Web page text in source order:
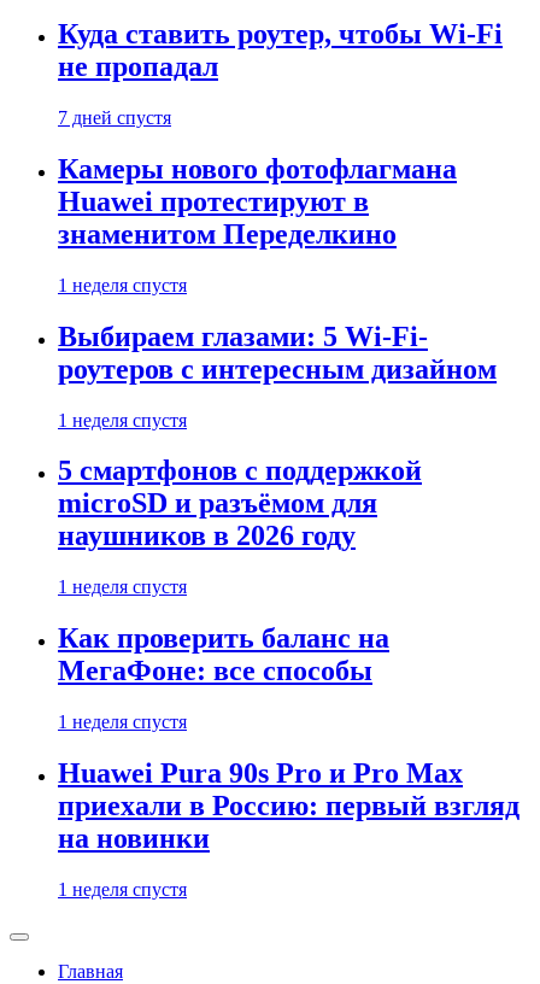
Куда ставить роутер, чтобы Wi-Fi
не пропадал
7 дней спустя
Камеры нового фотофлагмана
Huawei протестируют в
знаменитом Переделкино
1 неделя спустя
Выбираем глазами: 5 Wi-Fi-
роутеров с интересным дизайном
1 неделя спустя
5 смартфонов с поддержкой
microSD и разъёмом для
наушников в 2026 году
1 неделя спустя
Как проверить баланс на
МегаФоне: все способы
1 неделя спустя
Huawei Pura 90s Pro и Pro Max
приехали в Россию: первый взгляд
на новинки
1 неделя спустя
Главная